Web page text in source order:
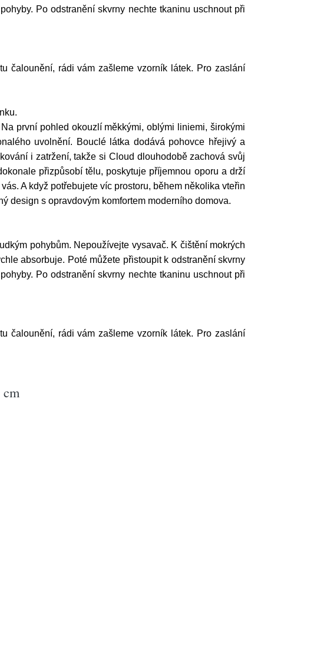
Po odstranění skvrny nechte tkaninu uschnout při
čalounění, rádi vám zašleme vzorník látek. Pro zaslání
první pohled okouzlí měkkými, oblými liniemi, širokými
uvolnění. Bouclé látka dodává pohovce hřejivý a
i zatržení, takže si Cloud dlouhodobě zachová svůj
přizpůsobí tělu, poskytuje příjemnou oporu a drží
A když potřebujete víc prostoru, během několika vteřin
design s opravdovým komfortem moderního domova.
pohybům. Nepoužívejte vysavač. K čištění mokrých
absorbuje. Poté můžete přistoupit k odstranění skvrny
Po odstranění skvrny nechte tkaninu uschnout při
čalounění, rádi vám zašleme vzorník látek. Pro zaslání
cm